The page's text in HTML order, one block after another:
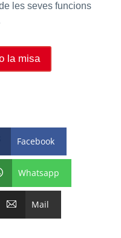
les seves funcions
la misa
Facebook
Whatsapp
Mail